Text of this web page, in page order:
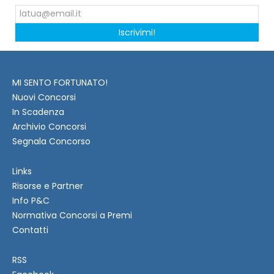
Iscrivimi!
MI SENTO FORTUNATO!
Nuovi Concorsi
In Scadenza
Archivio Concorsi
Segnala Concorso
Links
Risorse e Partner
Info P&C
Normativa Concorsi a Premi
Contatti
RSS